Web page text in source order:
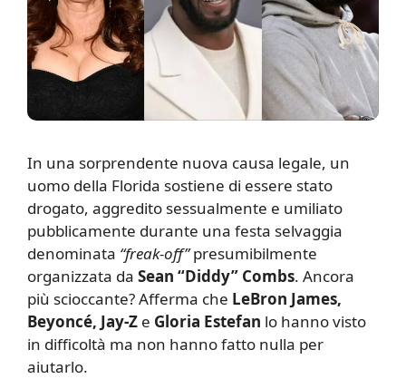
In una sorprendente nuova causa legale, un
uomo della Florida sostiene di essere stato
drogato, aggredito sessualmente e umiliato
pubblicamente durante una festa selvaggia
denominata “freak-off”presumibilmente
organizzata da Sean “Diddy” Combs. Ancora
più scioccante? Afferma che LeBron James,
Beyoncé, Jay-Z e Gloria Estefan lo hanno visto
in difficoltà ma non hanno fatto nulla per
aiutarlo.